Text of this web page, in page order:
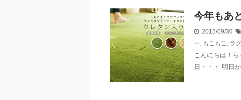
今年もあ
2015/09/30
ー, もこもこ , ラグ
こんにちは！
日・・・ 明日